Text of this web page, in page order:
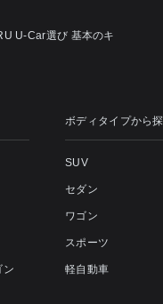
U-Car選び 基本のキ
ン
ボディタイプから
SUV
セダン
ワゴン
スポーツ
軽自動車